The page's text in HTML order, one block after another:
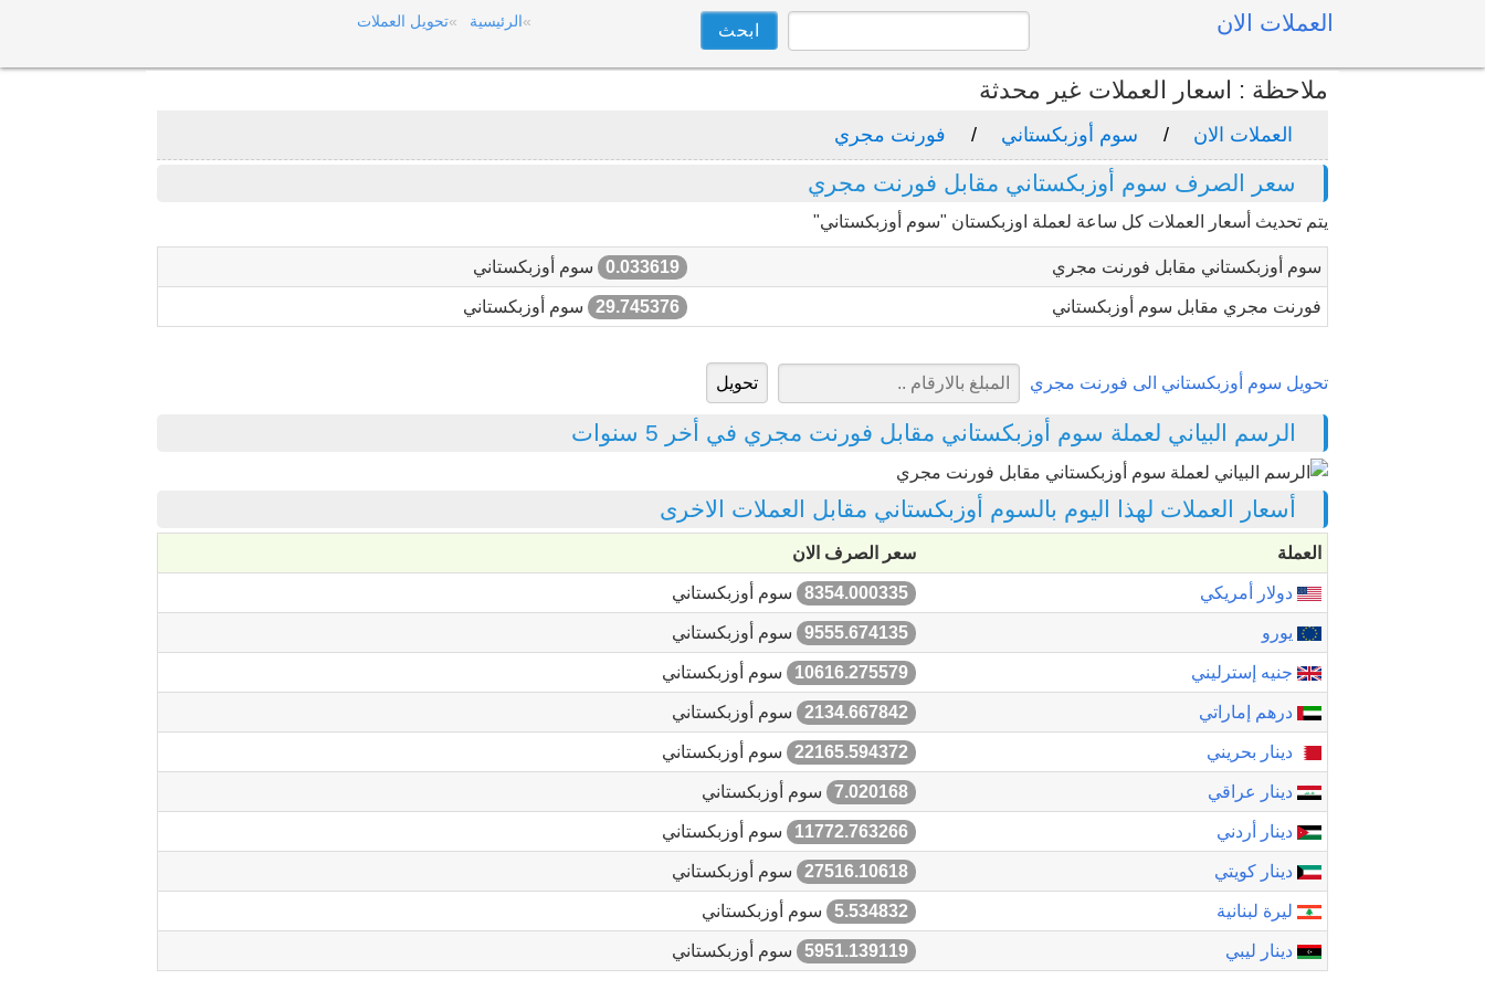
العملات الان الرئيسية تحويل العملات
ملاحظة : اسعار العملات غير محدثة
العملات الان سوم أوزبكستاني فورنت مجري
سعر الصرف سوم أوزبكستاني مقابل فورنت مجري
يتم تحديث أسعار العملات كل ساعة لعملة اوزبكستان "سوم أوزبكستاني"
سوم أوزبكستاني مقابل فورنت مجري 0.033619 سوم أوزبكستاني
فورنت مجري مقابل سوم أوزبكستاني 29.745376 سوم أوزبكستاني
تحويل سوم أوزبكستاني الى فورنت مجري
الرسم البياني لعملة سوم أوزبكستاني مقابل فورنت مجري في أخر 5 سنوات
أسعار العملات لهذا اليوم بالسوم أوزبكستاني مقابل العملات الاخرى
العملة سعر الصرف الان
دولار أمريكي 8354.000335 سوم أوزبكستاني
يورو 9555.674135 سوم أوزبكستاني
جنيه إسترليني 10616.275579 سوم أوزبكستاني
درهم إماراتي 2134.667842 سوم أوزبكستاني
دينار بحريني 22165.594372 سوم أوزبكستاني
دينار عراقي 7.020168 سوم أوزبكستاني
دينار أردني 11772.763266 سوم أوزبكستاني
دينار كويتي 27516.10618 سوم أوزبكستاني
ليرة لبنانية 5.534832 سوم أوزبكستاني
دينار ليبي 5951.139119 سوم أوزبكستاني